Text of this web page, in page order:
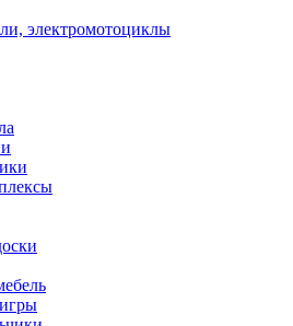
электромотоциклы